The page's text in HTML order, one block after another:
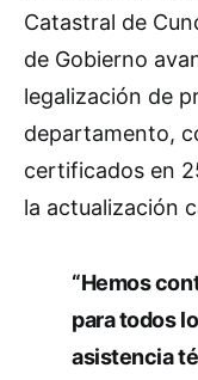
Catastral de
de Gobierno
legalización de
departamento,
certificados en
la actualización
“Hemos
para todos
asistencia